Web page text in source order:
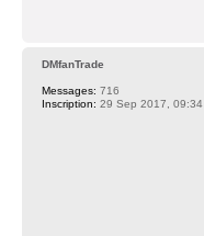
DMfanTrade
Messages: 716
Inscription: 29 Sep 2017, 09:34